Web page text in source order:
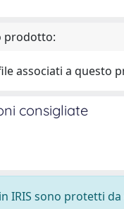
prodotto:
associati a questo
consigliate
IRIS sono protetti